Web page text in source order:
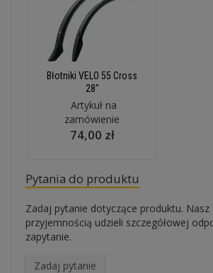
Błotniki VELO 55 Cross
28"
Artykuł na
zamówienie
74,00 zł
Pytania do produktu
Zadaj pytanie dotyczące produktu. Nasz
przyjemnością udzieli szczegółowej
zapytanie.
Zadaj pytanie